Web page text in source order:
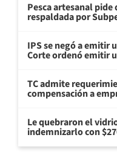
Pesca artesanal
respaldada por
IPS se negó a emitir
Corte ordenó emitir
TC admite
compensación a
Le quebraron el
indemnizarlo con